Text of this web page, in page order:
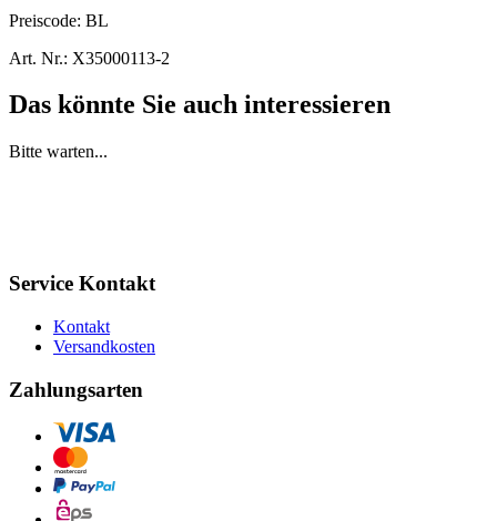
Preiscode: BL
Art. Nr.: X35000113-2
Das könnte Sie auch interessieren
Bitte warten...
Service Kontakt
Kontakt
Versandkosten
Zahlungsarten